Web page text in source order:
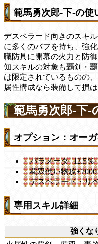
範馬勇次郎-下-の使
デスペラード向きのスキ
に多くのバフを持ち、強
職防具に開幕の火力と防
知スキルの対象も覇剣・
は限定されているものの
属性構成なら装備して損は
範馬勇次郎-下-
オプション：オー
パラメータ+12.5％
覇双使い物攻+7000
デスペラード・リ
専用スキル詳細
強くな